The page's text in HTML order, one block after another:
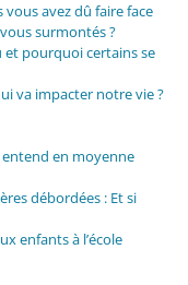
avez dû faire face
surmontés ?
et pourquoi certains se
va impacter notre vie ?
entend en moyenne
débordées : Et si
enfants à l’école